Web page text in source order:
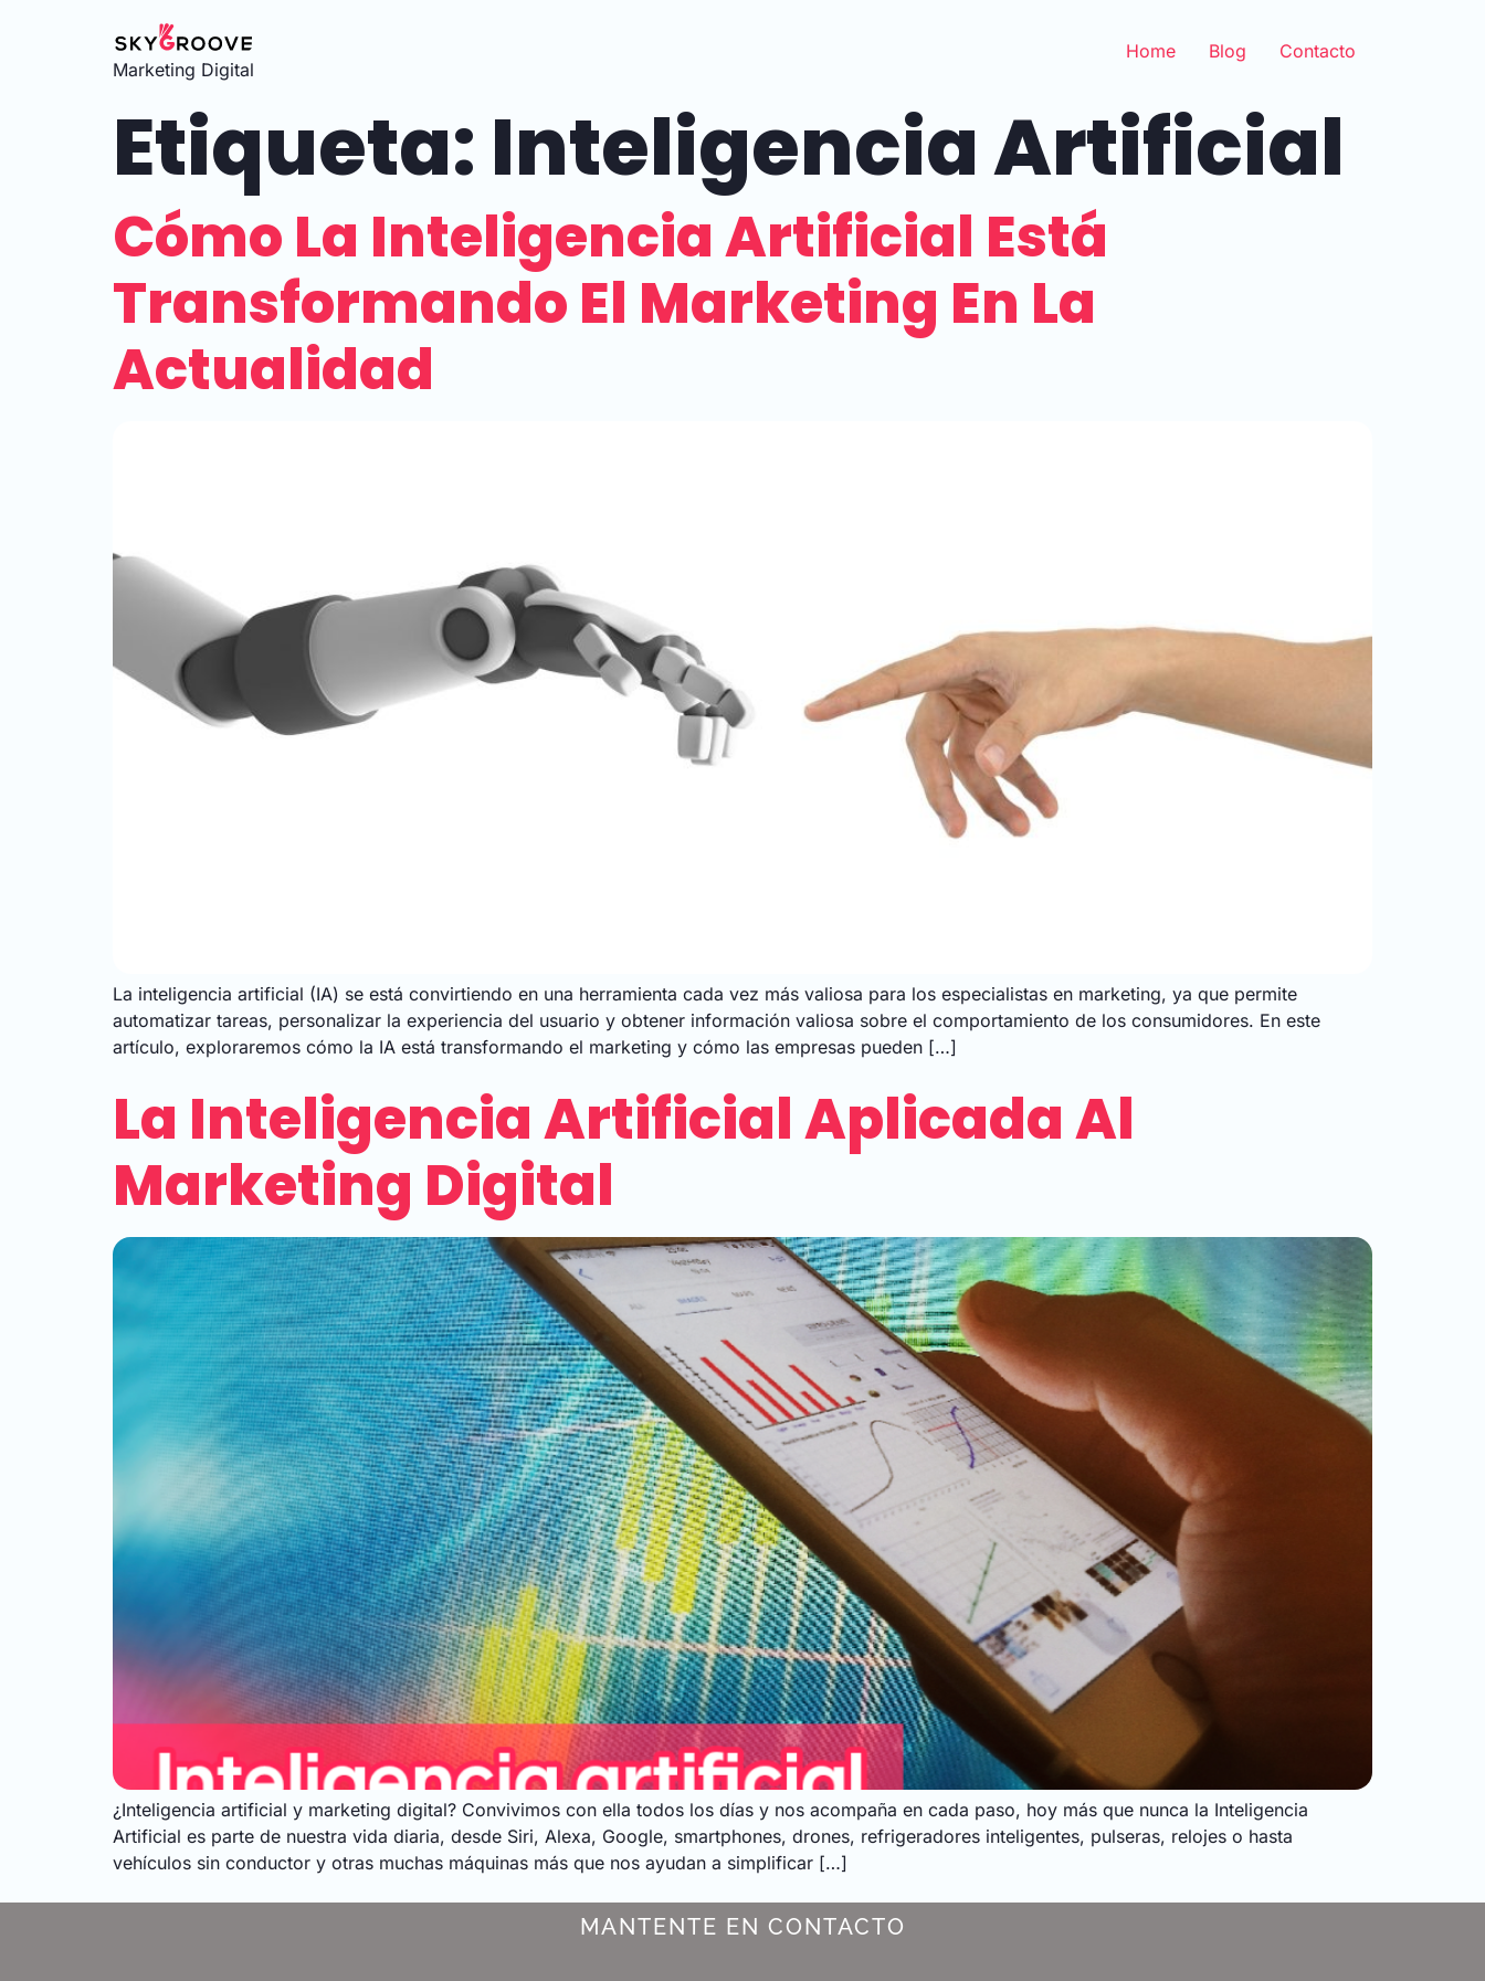
Marketing Digital
Home Blog Contacto
Etiqueta: Inteligencia Artificial
Cómo La Inteligencia Artificial Está
Transformando El Marketing En La
Actualidad
La inteligencia artificial (IA) se está convirtiendo en una herramienta cada vez más valiosa para los especialistas en marketing, ya que permite
automatizar tareas, personalizar la experiencia del usuario y obtener información valiosa sobre el comportamiento de los consumidores. En este
artículo, exploraremos cómo la IA está transformando el marketing y cómo las empresas pueden […]
La Inteligencia Artificial Aplicada Al
Marketing Digital
¿Inteligencia artificial y marketing digital? Convivimos con ella todos los días y nos acompaña en cada paso, hoy más que nunca la Inteligencia
Artificial es parte de nuestra vida diaria, desde Siri, Alexa, Google, smartphones, drones, refrigeradores inteligentes, pulseras, relojes o hasta
vehículos sin conductor y otras muchas máquinas más que nos ayudan a simplificar […]
MANTENTE EN CONTACTO